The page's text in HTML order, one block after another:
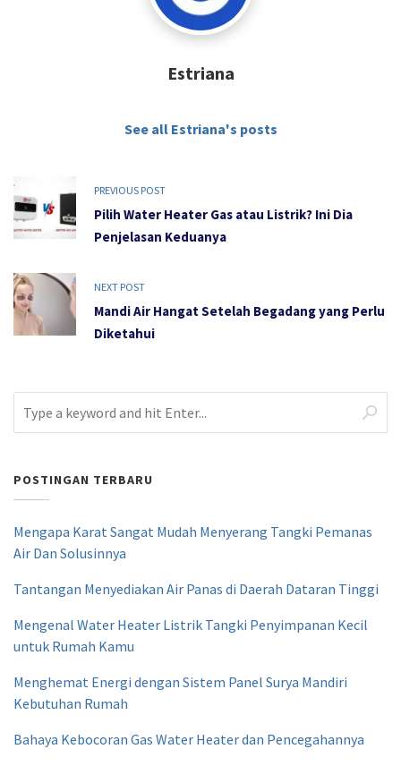
Estriana
See all Estriana's posts
PREVIOUS POST
Pilih Water Heater Gas atau Listrik? Ini Dia
Penjelasan Keduanya
NEXT POST
Mandi Air Hangat Setelah Begadang yang Perlu
Diketahui
POSTINGAN TERBARU
Mengapa Karat Sangat Mudah Menyerang Tangki Pemanas
Air Dan Solusinnya
Tantangan Menyediakan Air Panas di Daerah Dataran Tinggi
Mengenal Water Heater Listrik Tangki Penyimpanan Kecil
untuk Rumah Kamu
Menghemat Energi dengan Sistem Panel Surya Mandiri
Kebutuhan Rumah
Bahaya Kebocoran Gas Water Heater dan Pencegahannya